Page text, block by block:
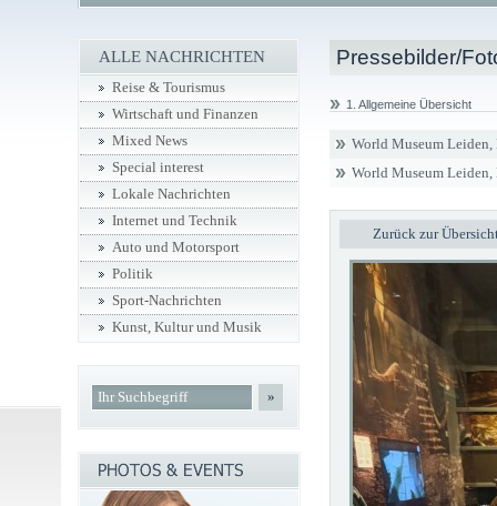
Pressebilder/
1. Allgemeine Übersicht
World Museum Leiden,
World Museum Leiden,
Zurück zur
ALLE NACHRICHTEN
Reise & Tourismus
Wirtschaft und Finanzen
Mixed News
Special interest
Lokale Nachrichten
Internet und Technik
Auto und Motorsport
Politik
Sport-Nachrichten
Kunst, Kultur und Musik
»